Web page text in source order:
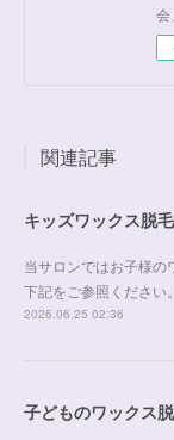
会
関連記事
キッズワックス脱
当サロンではお子様の
下記をご参照ください
2026.06.25 02:36
子どものワックス